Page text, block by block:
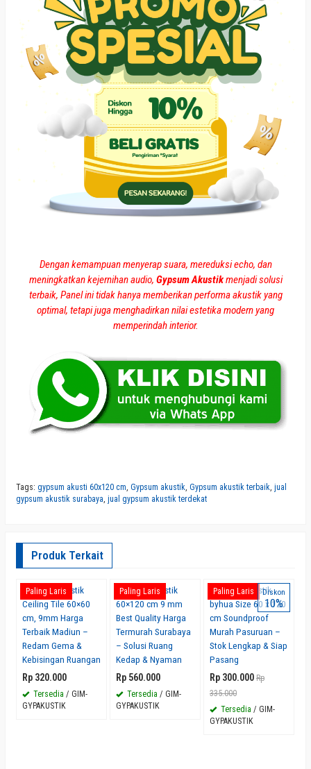
Dengan kemampuan menyerap suara, mereduksi echo, dan
meningkatkan kejernihan audio, Gypsum Akustikmenjadi solusi
terbaik, Panel ini tidak hanya memberikan performa akustik yang
optimal, tetapi juga menghadirkan nilai estetika modern yang
memperindah interior.
Tags: gypsum akusti 60x120 cm Gypsum akustik Gypsum akustik terbaik jual
gypsum akustik surabaya jual gypsum akustik terdekat
Produk Terkait
Paling Laris
Gypsum Akustik
Ceiling Tile 60×60
cm, 9mm Harga
Terbaik Madiun –
Redam Gema &
Kebisingan Ruangan
Rp 320.000
Tersedia / GIM-
GYPAKUSTIK
Paling Laris
Gypsum Akustik
60×120 cm 9 mm
Best Quality Harga
Termurah Surabaya
– Solusi Ruang
Kedap & Nyaman
Rp 560.000
Tersedia / GIM-
GYPAKUSTIK
Paling Laris Diskon
10%
Gypsum Akustik
byhua Size 60 x 120
cm Soundproof
Murah Pasuruan –
Stok Lengkap & Siap
Pasang
Rp 300.000 Rp
335.000
Tersedia / GIM-
GYPAKUSTIK